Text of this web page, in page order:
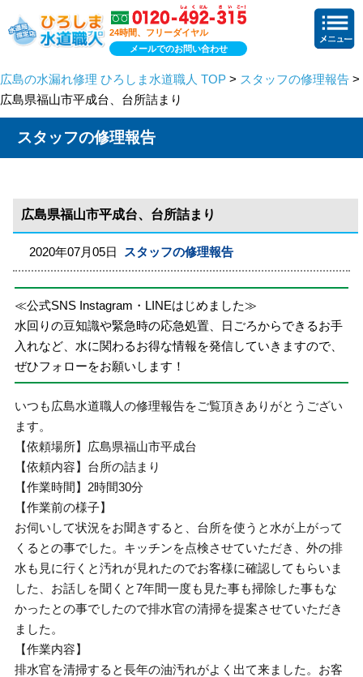
24時間、フリーダイヤル
メールでのお問い合わせ
広島の水漏れ修理 ひろしま水道職人 TOP > スタッフの修理報告 >
広島県福山市平成台、台所詰まり
スタッフの修理報告
広島県福山市平成台、台所詰まり
2020年07月05日 スタッフの修理報告
≪公式SNS Instagram・LINEはじめました≫
水回りの豆知識や緊急時の応急処置、日ごろからできるお手
入れなど、水に関わるお得な情報を発信していきますので、
ぜひフォローをお願いします！
いつも広島水道職人の修理報告をご覧頂きありがとうござい
ます。
【依頼場所】広島県福山市平成台
【依頼内容】台所の詰まり
【作業時間】2時間30分
【作業前の様子】
お伺いして状況をお聞きすると、台所を使うと水が上がって
くるとの事でした。キッチンを点検させていただき、外の排
水も見に行くと汚れが見れたのでお客様に確認してもらいま
した、お話しを聞くと7年間一度も見た事も掃除した事もな
かったとの事でしたので排水官の清掃を提案させていただき
ました。
【作業内容】
排水官を清掃すると長年の油汚れがよく出て来ました。お客